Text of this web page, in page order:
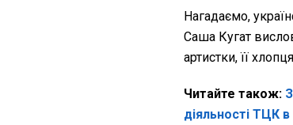
Нагадаємо,
Саша Кугат
артистки, її
Читайте також:
діяльності ТЦК